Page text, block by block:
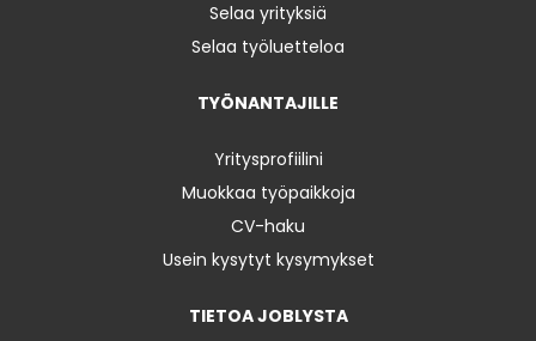
Selaa yrityksiä
Selaa työluetteloa
TYÖNANTAJILLE
Yritysprofiilini
Muokkaa työpaikkoja
CV-haku
Usein kysytyt kysymykset
TIETOA JOBLYSTA